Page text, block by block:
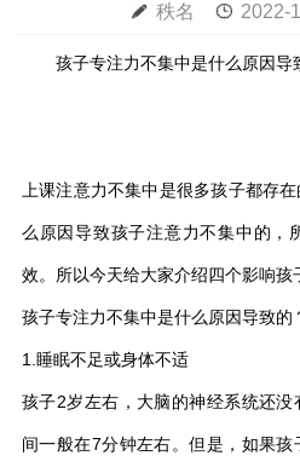
秩名 2022-
孩子专注力不集中是什么原因导
上课注意力不集中是很多孩子都存
么原因导致孩子注意力不集中的，
效。所以今天给大家介绍四个影响孩
孩子专注力不集中是什么原因导致的
1.睡眠不足或身体不适
孩子2岁左右，大脑的神经系统还
间一般在7分钟左右。但是，如果